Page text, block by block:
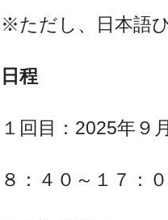
※ただし、日本語
日程
１回目：2025年９
８：４０～１７：